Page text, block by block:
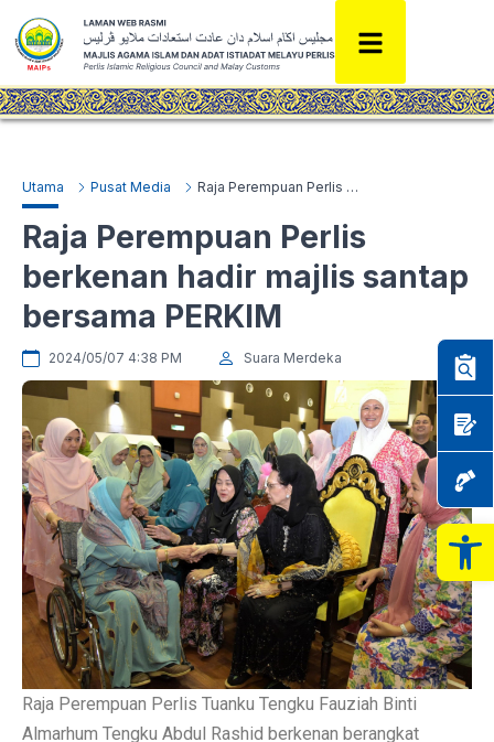
Utama Pusat Media Raja Perempuan Perlis berkenan hadir majlis santap bersama PERKIM
Raja Perempuan Perlis
berkenan hadir majlis santap
bersama PERKIM
2024/05/07 4:38 PM Suara Merdeka
Raja Perempuan Perlis Tuanku Tengku Fauziah Binti
Almarhum Tengku Abdul Rashid berkenan berangkat